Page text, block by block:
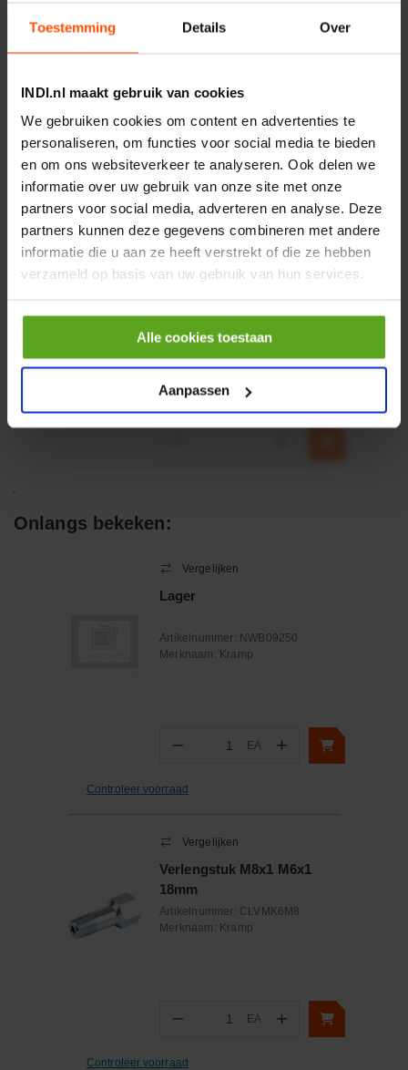
Toestemming Details Over
INDI.nl maakt gebruik van cookies
We gebruiken cookies om content en advertenties te
personaliseren, om functies voor social media te bieden
en om ons websiteverkeer te analyseren. Ook delen we
informatie over uw gebruik van onze site met onze
partners voor social media, adverteren en analyse. Deze
partners kunnen deze gegevens combineren met andere
informatie die u aan ze heeft verstrekt of die ze hebben
verzameld op basis van uw gebruik van hun services.
Alle cookies toestaan
Aanpassen
€ 219,68
incl. BTW
− +
Rotator CPR 5-01 50kN
4mm x Ø17mm
Artikelnummer:CPR501
Merknaam:
Baltrotors
incl. BTW
− +
0,25KW
Artikelnummer:OK9HPA1240
€ 32,50
incl. BTW
Onlangs bekeken:
Vergelijken
Lager
Artikelnummer: NWB09250
Merknaam: Kramp
− Aantal
EA +
Controleer voorraad
Vergelijken
Verlengstuk M8x1 M6x1
18mm
Artikelnummer: CLVMK6M8
Merknaam: Kramp
− Aantal
EA +
Controleer voorraad